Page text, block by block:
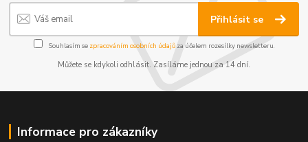
Přihlásit se
Souhlasím se zpracováním osobních údajůza účelem rozesílky newsletteru.
Můžete se kdykoli odhlásit. Zasíláme jednou za 14 dní.
Informace pro zákazníky